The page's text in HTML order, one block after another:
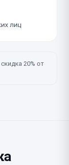
лиц
20% от